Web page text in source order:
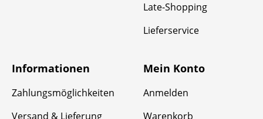
Late-Shopping
Lieferservice
Informationen
Zahlungsmöglichkeiten
Versand & Lieferung
Mein Konto
Anmelden
Warenkorb